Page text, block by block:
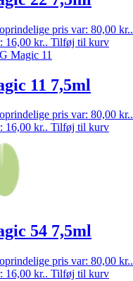
pris var: 80,00 kr..
16,00 kr.. Tilføj til kurv
11 7,5ml
pris var: 80,00 kr..
16,00 kr.. Tilføj til kurv
54 7,5ml
pris var: 80,00 kr..
16,00 kr.. Tilføj til kurv